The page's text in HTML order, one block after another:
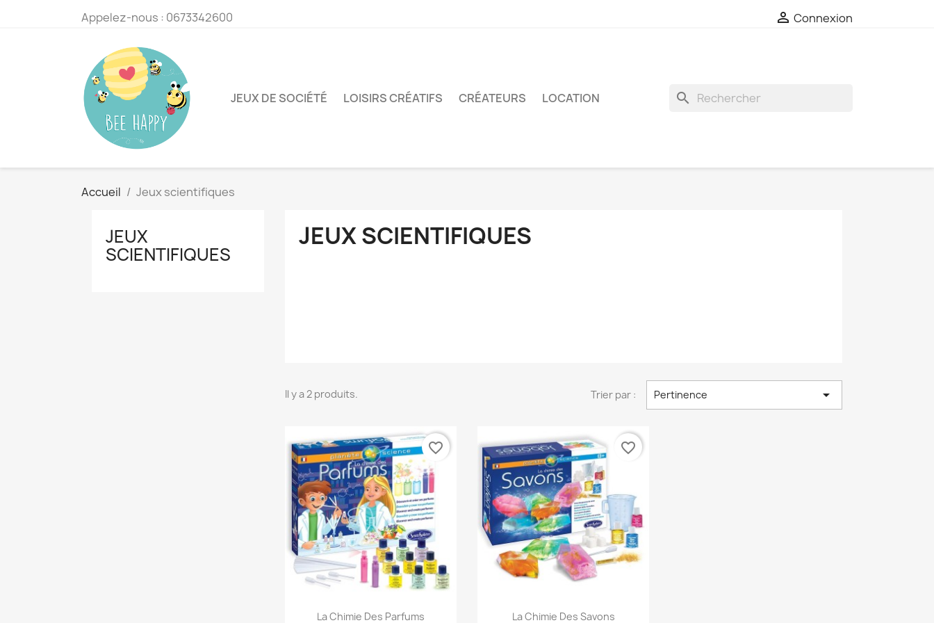
Appelez-nous : 0673342600  Connexion
JEUX DE SOCIÉTÉ LOISIRS CRÉATIFS CRÉATEURS LOCATION search
Accueil Jeux scientifiques
JEUX
SCIENTIFIQUES
JEUX SCIENTIFIQUES
Il y a 2 produits. Trier par : Pertinence 
Aperçu rapide
La Chimie Des Parfums
favorite_border
Aperçu rapide
La Chimie Des Savons
favorite_border